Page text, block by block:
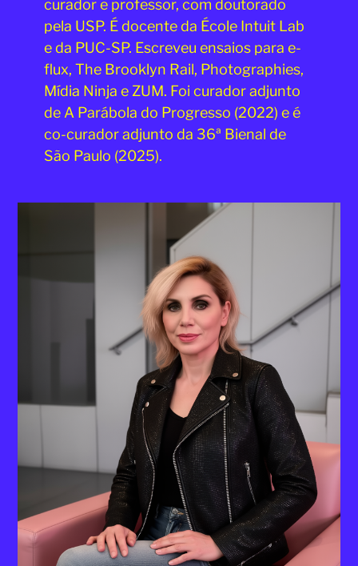
curador e professor, com doutorado
pela USP. É docente da École Intuit Lab
e da PUC-SP. Escreveu ensaios para e-
flux, The Brooklyn Rail, Photographies,
Mídia Ninja e ZUM. Foi curador adjunto
de A Parábola do Progresso (2022) e é
co-curador adjunto da 36ª Bienal de
São Paulo (2025).